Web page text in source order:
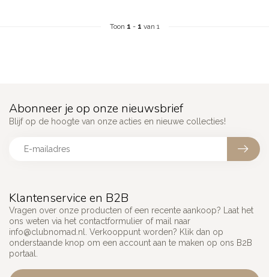
Toon 1 - 1 van 1
Klantenservice en B2B
Vragen over onze producten of een recente aankoop? Laat het
ons weten via het contactformulier of mail naar
info@clubnomad.nl
. Verkooppunt worden? Klik dan op
onderstaande knop om een account aan te maken op ons B2B
portaal.
Abonneer je op onze nieuwsbrief
Blijf op de hoogte van onze acties en nieuwe collecties!